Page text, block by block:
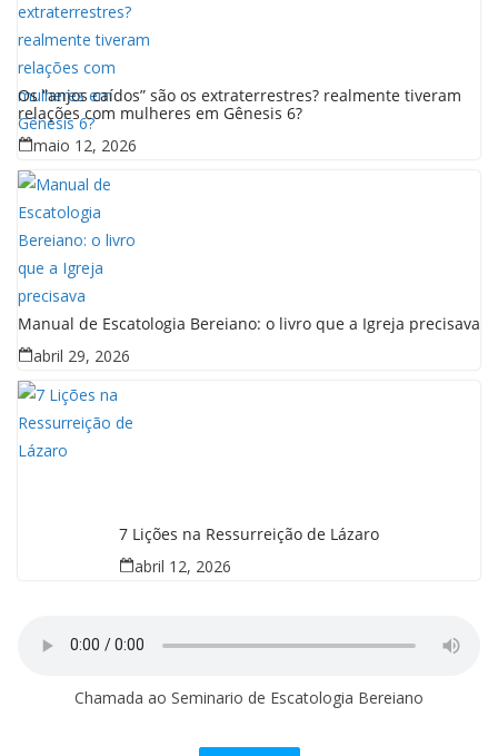
Os “anjos caídos” são os extraterrestres? realmente tiveram
relações com mulheres em Gênesis 6?
maio 12, 2026
Manual de Escatologia Bereiano: o livro que a Igreja precisava
abril 29, 2026
7 Lições na Ressurreição de Lázaro
abril 12, 2026
Chamada ao Seminario de Escatologia Bereiano